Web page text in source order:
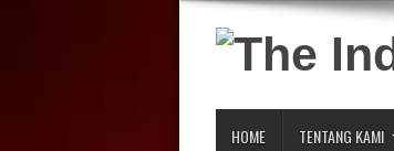
HOME TENTANG KAMI